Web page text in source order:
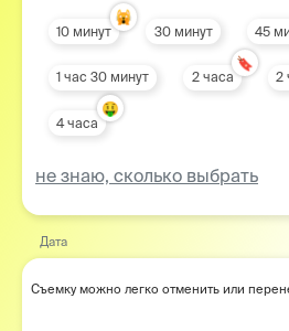
10 минут
🙀
30 минут 45
1 час 30 минут 2 часа
🔖
2
4 часа
🤑
не знаю, сколько выбрать
Дата
Съемку можно легко отменить или